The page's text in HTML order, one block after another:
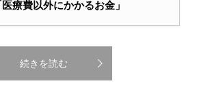
療費以外にかかるお金」
続きを読む